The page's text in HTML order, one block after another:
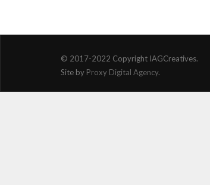
© 2017-2022 Copyright IAGCreatives.
Site by Proxy Digital Agency.